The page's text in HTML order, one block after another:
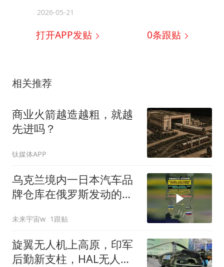
2026-05-21
打开APP发贴 0条跟贴
相关推荐
商业火箭越造越粗，就越
先进吗？
钛媒体APP
乌克兰境内一日本汽车品
牌仓库在俄罗斯发动的袭
未来宇宙w 1跟贴
旋翼无人机上高原，印军
后勤新支柱，HAL无人化